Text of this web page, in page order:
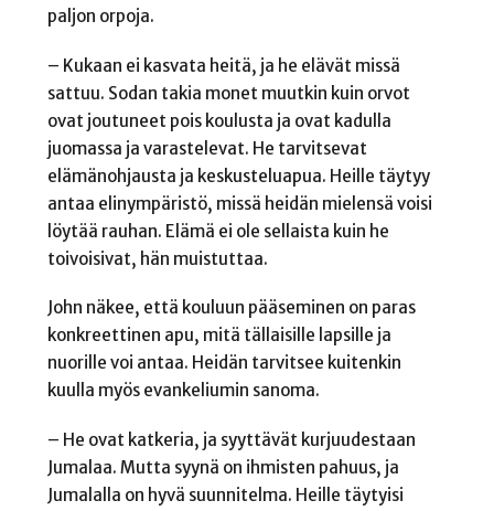
paljon orpoja.
– Kukaan ei kasvata heitä, ja he elävät missä
sattuu. Sodan takia monet muutkin kuin orvot
ovat joutuneet pois koulusta ja ovat kadulla
juomassa ja varastelevat. He tarvitsevat
elämänohjausta ja keskusteluapua. Heille täytyy
antaa elinympäristö, missä heidän mielensä voisi
löytää rauhan. Elämä ei ole sellaista kuin he
toivoisivat, hän muistuttaa.
John näkee, että kouluun pääseminen on paras
konkreettinen apu, mitä tällaisille lapsille ja
nuorille voi antaa. Heidän tarvitsee kuitenkin
kuulla myös evankeliumin sanoma.
– He ovat katkeria, ja syyttävät kurjuudestaan
Jumalaa. Mutta syynä on ihmisten pahuus, ja
Jumalalla on hyvä suunnitelma. Heille täytyisi